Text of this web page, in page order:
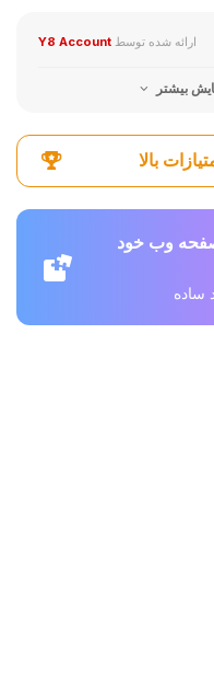
ارائه شده توسط Y8 Account
بیشتر
بالا
صفحه وب خود
ساده